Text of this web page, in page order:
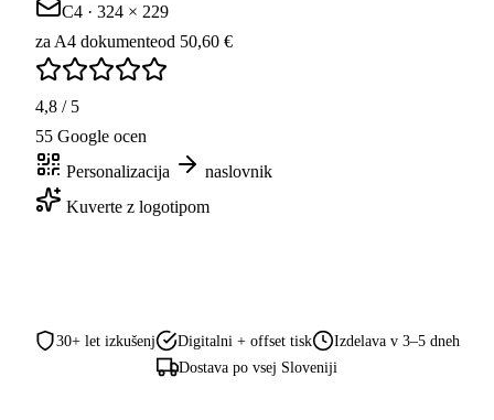
C4 · 324 × 229
za A4 dokumenteod 50,60 €
4,8 / 5
55 Google ocen
Personalizacija
naslovnik
Kuverte z logotipom
30+ let izkušenj Digitalni + offset tisk
Izdelava v 3–5 dneh
Dostava po vsej Sloveniji